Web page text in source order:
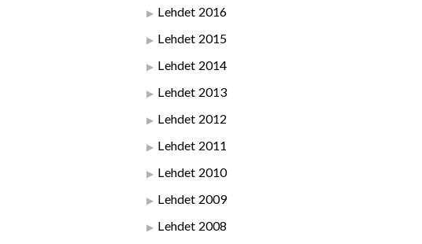
Lehdet 2016
Lehdet 2015
Lehdet 2014
Lehdet 2013
Lehdet 2012
Lehdet 2011
Lehdet 2010
Lehdet 2009
Lehdet 2008